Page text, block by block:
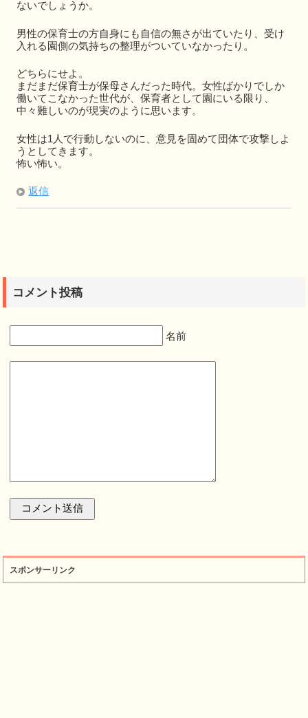
ないでしょうか。
男性の保育士の方自身にも自信の無さが出ていたり、受け
入れる園側の気持ちの整理がついていなかったり。
どちらにせよ。
まだまだ保育士が保母さんだった時代。女性ばかりでしか
働いてこなかった世代が、保育者として園にいる限り、
中々難しいのが現実のように思います。
女性は1人で行動しないのに、意見を固めて団体で攻撃しよ
うとしてきます。
怖い怖い。
返信
コメント投稿
名前
スポンサーリンク